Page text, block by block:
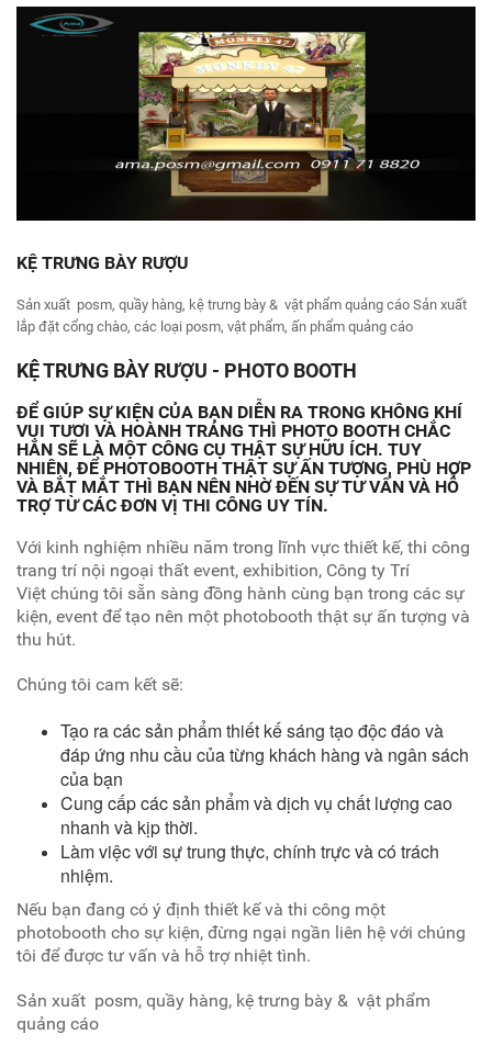
KỆ TRƯNG BÀY RƯỢU
Sản xuất posm, quầy hàng, kệ trưng bày & vật phẩm quảng cáo Sản xuất
lắp đặt cổng chào, các loại posm, vật phẩm, ấn phẩm quảng cáo
KỆ TRƯNG BÀY RƯỢU - PHOTO BOOTH
ĐỂ GIÚP SỰ KIỆN CỦA BẠN DIỄN RA TRONG KHÔNG KHÍ
VUI TƯƠI VÀ HOÀNH TRÁNG THÌ PHOTO BOOTH CHẮC
HẲN SẼ LÀ MỘT CÔNG CỤ THẬT SỰ HỮU ÍCH. TUY
NHIÊN, ĐỂ PHOTOBOOTH THẬT SỰ ẤN TƯỢNG, PHÙ HỢP
VÀ BẮT MẮT THÌ BẠN NÊN NHỜ ĐẾN SỰ TƯ VẤN VÀ HỖ
TRỢ TỪ CÁC ĐƠN VỊ THI CÔNG UY TÍN.
Với kinh nghiệm nhiều năm trong lĩnh vực thiết kế, thi công
trang trí nội ngoại thất event, exhibition, Công ty Trí
Việt chúng tôi sẵn sàng đồng hành cùng bạn trong các sự
kiện, event để tạo nên một photobooth thật sự ấn tượng và
thu hút.
Chúng tôi cam kết sẽ:
Tạo ra các sản phẩm thiết kế sáng tạo độc đáo và
đáp ứng nhu cầu của từng khách hàng và ngân sách
của bạn
Cung cấp các sản phẩm và dịch vụ chất lượng cao
nhanh và kịp thời.
Làm việc với sự trung thực, chính trực và có trách
nhiệm.
Nếu bạn đang có ý định thiết kế và thi công một
photobooth cho sự kiện, đừng ngại ngần liên hệ với chúng
tôi để được tư vấn và hỗ trợ nhiệt tình.
Sản xuất posm, quầy hàng, kệ trưng bày & vật phẩm
quảng cáo